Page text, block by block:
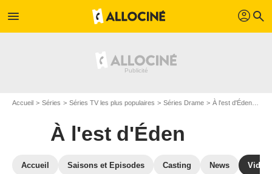
menu profil search
Accueil Séries Séries TV les plus populaires Séries Drame À l'est d'Éden
À l'est d'Éden
Accueil Saisons et Episodes Casting News